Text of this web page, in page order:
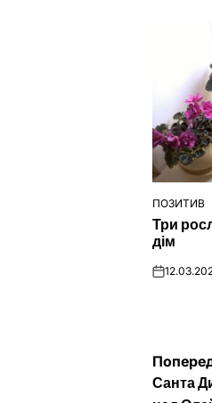
ПОЗИТИВ
Три
дім
on
Санта